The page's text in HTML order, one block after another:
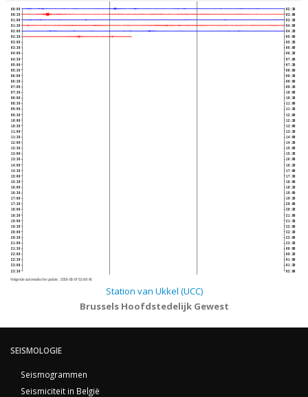
00:00
00:30
01:00
01:30
02:00
02:30
03:00
03:30
04:00
04:30
05:00
05:30
06:00
06:30
07:00
07:30
08:00
08:30
09:00
09:30
10:00
10:30
11:00
11:30
12:00
12:30
13:00
13:30
14:00
14:30
15:00
15:30
16:00
16:30
17:00
17:30
18:00
18:30
19:00
19:30
20:00
20:30
21:00
21:30
22:00
22:30
23:00
23:30
02:30
03:00
03:30
04:00
04:30
05:00
05:30
06:00
06:30
07:00
07:30
08:00
08:30
09:00
09:30
10:00
10:30
11:00
11:30
12:00
12:30
13:00
13:30
14:00
14:30
15:00
15:30
16:00
16:30
17:00
17:30
18:00
18:30
19:00
19:30
20:00
20:30
21:00
21:30
22:00
22:30
23:00
23:30
00:00
00:30
01:00
01:30
02:00
Volgende automatische update : 2026-08-07 02:49:40
Station van Ukkel (UCC)
Brussels Hoofdstedelijk Gewest
SEISMOLOGIE
Seismogrammen
Seismiciteit in België